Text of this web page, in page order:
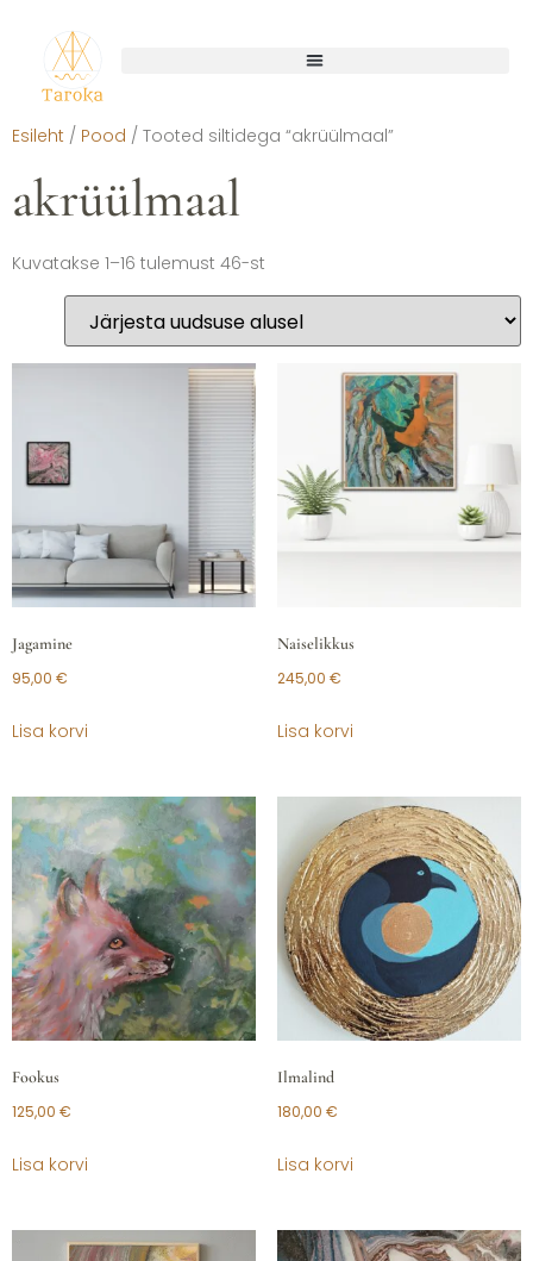
Esileht / Pood / Tooted siltidega “akrüülmaal”
akrüülmaal
Kuvatakse 1–16 tulemust 46-st
Jagamine
95,00 €
Lisa korvi
Naiselikkus
245,00 €
Lisa korvi
Fookus
125,00 €
Lisa korvi
Ilmalind
180,00 €
Lisa korvi